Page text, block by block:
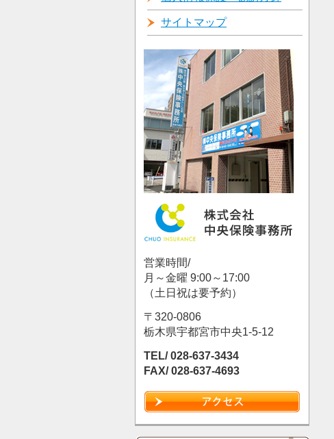
サイトマップ
営業時間/
月～金曜 9:00～17:00
（土日祝は要予約）
〒320-0806
栃木県宇都宮市中央1-5-12
TEL/ 028-637-3434
FAX/ 028-637-4693